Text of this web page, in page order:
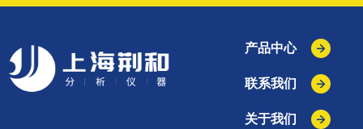
产品中心
联系我们
关于我们